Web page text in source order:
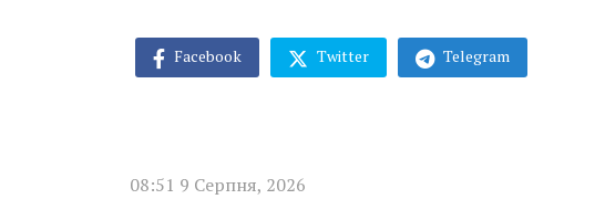
Facebook Twitter Telegram
08:51 9 Серпня, 2026